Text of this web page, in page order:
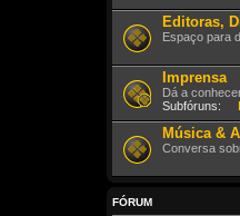
Editoras,
Espaço para
Imprensa
Dá a
Subfóruns:
Música &
Conversa
FÓRUM